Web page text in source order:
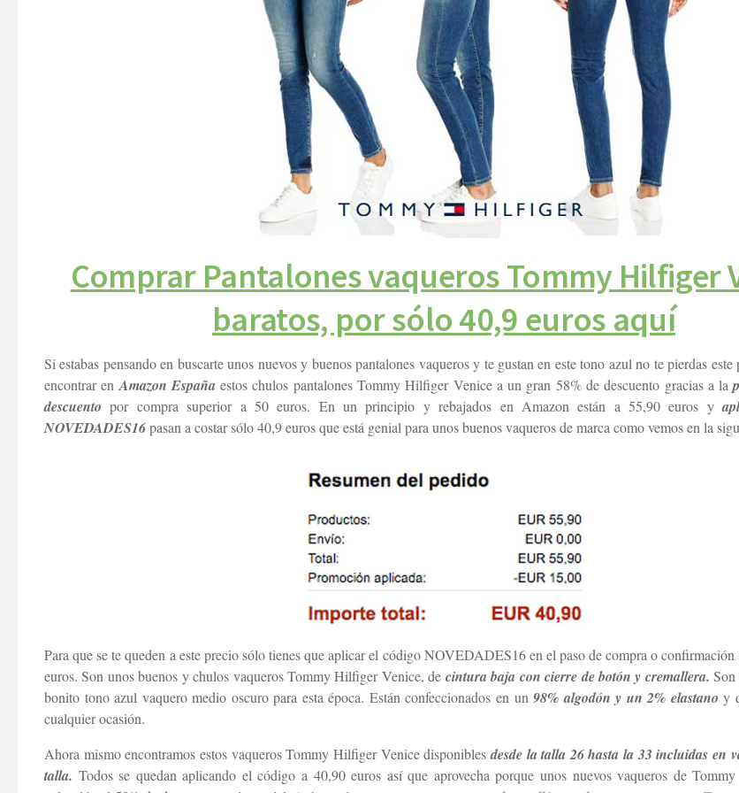
Comprar Pantalones vaqueros Tommy Hilfiger
baratos, por sólo 40,9 euros aquí
Si estabas pensando en buscarte unos nuevos y buenos pantalones vaqueros y te gustan en este tono azul no te pierdas
encontrar en Amazon España estos chulos pantalones Tommy Hilfiger Venice a un gran 58% de descuento gracias a la
descuento por compra superior a 50 euros. En un principio y rebajados en Amazon están a 55,90 euros y
NOVEDADES16pasan a costar sólo 40,9 euros que está genial para unos buenos vaqueros de marca como vemos en la
Para que se te queden a este precio sólo tienes que aplicar el código NOVEDADES16 en el paso de compra o confirmación
euros. Son unos buenos y chulos vaqueros Tommy Hilfiger Venice, de cintura baja con cierre de botón y cremallera.
bonito tono azul vaquero medio oscuro para esta época. Están confeccionados en un98% algodón y un 2% elastano y
cualquier ocasión.
Ahora mismo encontramos estos vaqueros Tommy Hilfiger Venice disponiblesdesde la talla 26 hasta la 33 incluidas en
talla. Todos se quedan aplicando el código a 40,90 euros así que aprovecha porque unos nuevos vaqueros de